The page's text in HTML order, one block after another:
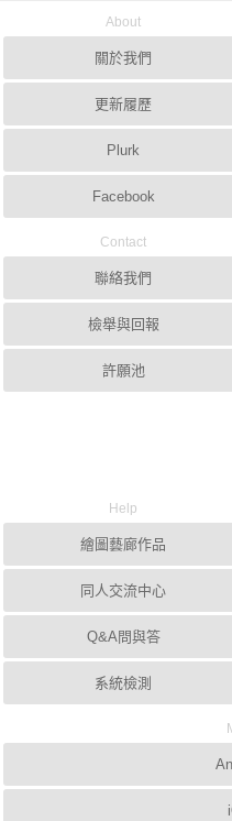
About
關於我們
更新履歷
Plurk
Facebook
Contact
聯絡我們
檢舉與回報
許願池
Help
繪圖藝廊作品
同人交流中心
Q&A問與答
系統檢測